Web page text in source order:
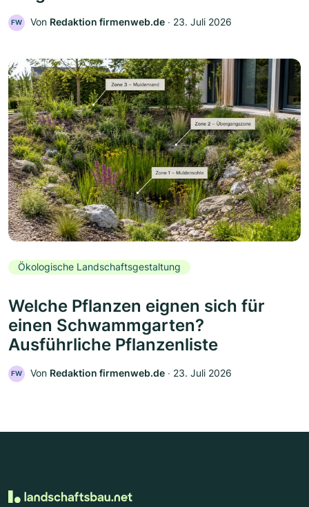
FW Von Redaktion firmenweb.de ‧ 23. Juli 2026
Ökologische Landschaftsgestaltung
Welche Pflanzen eignen sich für
einen Schwammgarten?
Ausführliche Pflanzenliste
FW Von Redaktion firmenweb.de ‧ 23. Juli 2026